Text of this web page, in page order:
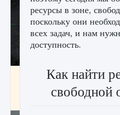
лицензии, лиги, команды и
ресурсы в зоне,
поскольку они
всех задач, и нам
доступность.
Как найти
свободной